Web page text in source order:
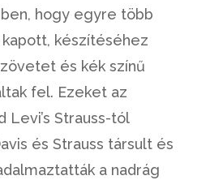
hogy egyre több
készítéséhez
és kék színű
fel. Ezeket az
Levi’s Strauss-tól
és Strauss társult és
a nadrág